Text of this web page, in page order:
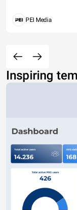
PEI Media
Inspiring